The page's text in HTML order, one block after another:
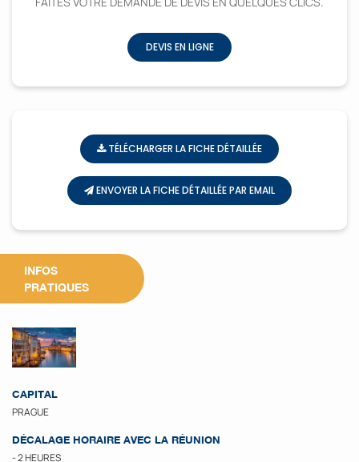
DEVIS EN LIGNE
TÉLÉCHARGER LA FICHE DÉTAILLÉE
ENVOYER LA FICHE DÉTAILLÉE PAR EMAIL
INFOS
PRATIQUES
CAPITAL
PRAGUE
DÉCALAGE HORAIRE AVEC LA RÉUNION
- 2 HEURES